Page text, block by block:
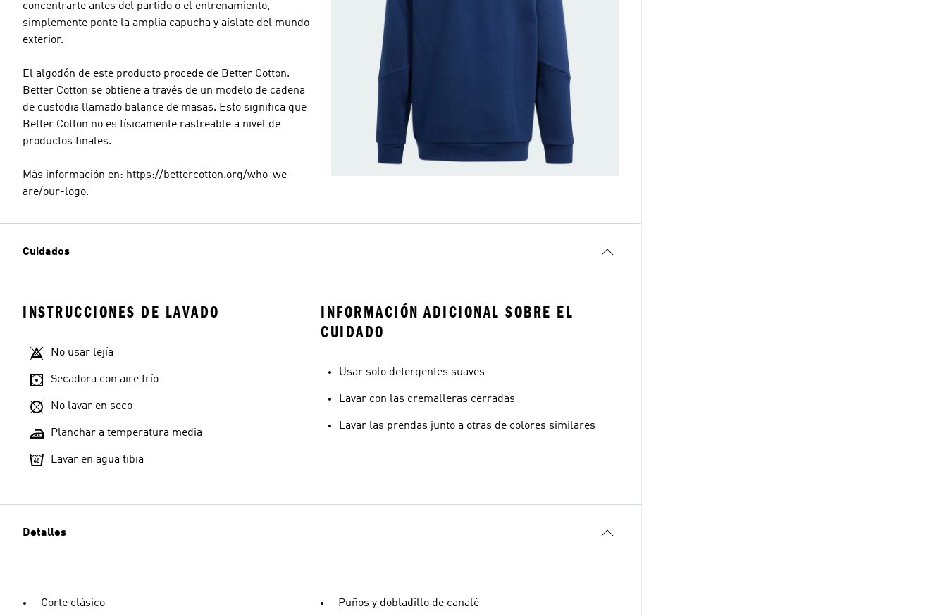
concentrarte antes del partido o el entrenamiento,
simplemente ponte la amplia capucha y aíslate del mundo
exterior.
El algodón de este producto procede de Better Cotton.
Better Cotton se obtiene a través de un modelo de cadena
de custodia llamado balance de masas. Esto significa que
Better Cotton no es físicamente rastreable a nivel de
productos finales.
Más información en: https://bettercotton.org/who-we-
are/our-logo.
Cuidados
INSTRUCCIONES DE LAVADO
No usar lejía
Secadora con aire frío
No lavar en seco
Planchar a temperatura media
Lavar en agua tibia
INFORMACIÓN ADICIONAL SOBRE EL
CUIDADO
Usar solo detergentes suaves
Lavar con las cremalleras cerradas
Lavar las prendas junto a otras de colores similares
Detalles
Corte clásico Puños y dobladillo de canalé